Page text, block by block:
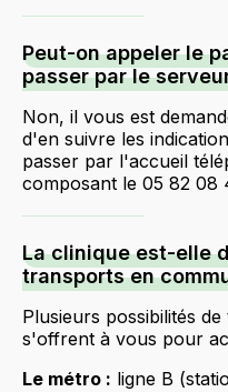
Peut-on appeler le
passer par le
Non, il vous est
d'en suivre les
passer par l'accueil
composant le 05 82 08
La clinique est-elle
transports en
Plusieurs possibilités
s'offrent à vous pour
Le métro : ligne B